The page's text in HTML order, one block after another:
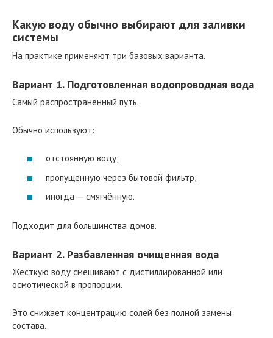
Какую воду обычно выбирают для заливки
системы
На практике применяют три базовых варианта.
Вариант 1. Подготовленная водопроводная вода
Самый распространённый путь.
Обычно используют:
отстоянную воду;
пропущенную через бытовой фильтр;
иногда — смягчённую.
Подходит для большинства домов.
Вариант 2. Разбавленная очищенная вода
Жёсткую воду смешивают с дистиллированной или
осмотической в пропорции.
Это снижает концентрацию солей без полной замены
состава.